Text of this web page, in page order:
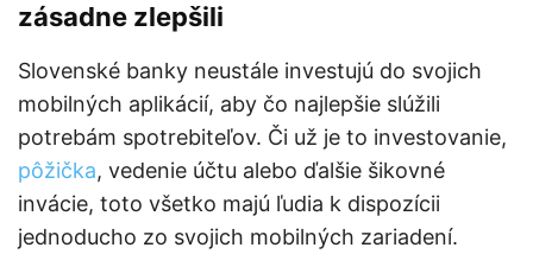
zásadne zlepšili
Slovenské banky neustále investujú do svojich
mobilných aplikácií, aby čo najlepšie slúžili
potrebám spotrebiteľov. Či už je to investovanie,
pôžička, vedenie účtu alebo ďalšie šikovné
invácie, toto všetko majú ľudia k dispozícii
jednoducho zo svojich mobilných zariadení.